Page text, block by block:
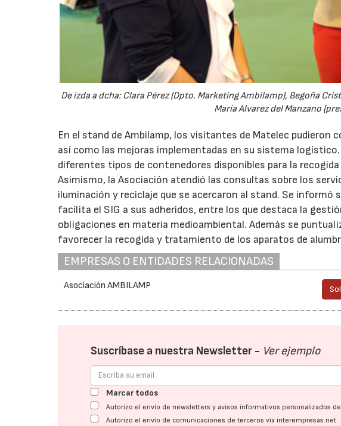
De izda a dcha: Clara Pérez (Dpto. Marketing Ambilamp), Begoña
María Alvarez del Manzano
En el stand de Ambilamp, los visitantes de Matelec pudieron
así como las mejoras implementadas en su sistema
diferentes tipos de contenedores disponibles para la
Asimismo, la Asociación atendió las consultas sobre los
iluminación y reciclaje que se acercaron al stand. Se informó
facilita el SIG a sus adheridos, entre los que destaca la
obligaciones en materia medioambiental. Además se
favorecer la recogida y tratamiento de los aparatos de
EMPRESAS O ENTIDADES RELACIONADAS
Asociación AMBILAMP
Suscríbase a nuestra Newsletter - Ver ejemplo
Marcar todos
Autorizo el envío de newsletters y avisos informativos personalizados
Autorizo el envío de comunicaciones de terceros vía interempresas.net